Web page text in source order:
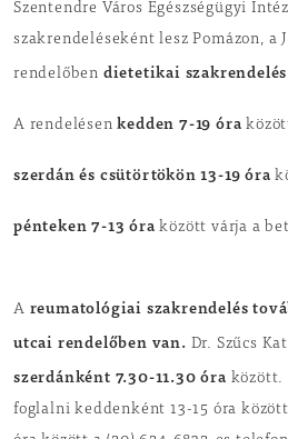
Szentendre Város Egészségügyi
szakrendeléseként lesz Pomázon, a
rendelőben dietetikai szakrendelés
A rendelésenkedden 7-19 óra
szerdán és csütörtökön 13-19 óra
pénteken 7-13 óra között várja a
A reumatológiai szakrendelés
utcai rendelőben van. Dr. Szűcs
szerdánként 7.30-11.30 óra között.
foglalni keddenként 13-15 óra